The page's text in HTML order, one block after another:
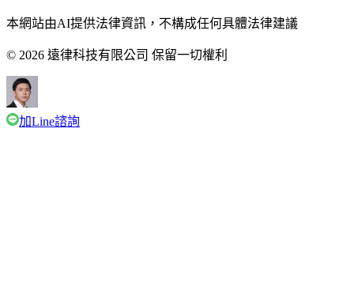
本網站由AI提供法律資訊，不構成任何具體法律建議
© 2026 遠律科技有限公司 保留一切權利
加Line諮詢